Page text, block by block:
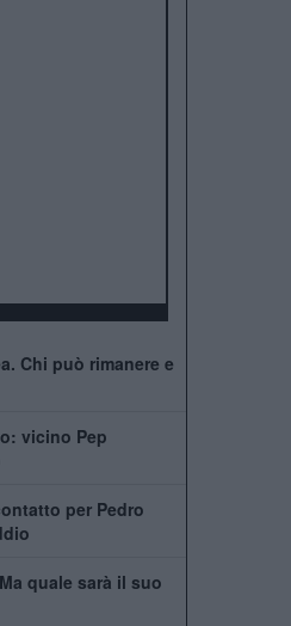
Chi può rimanere e
vicino Pep
per Pedro
quale sarà il suo